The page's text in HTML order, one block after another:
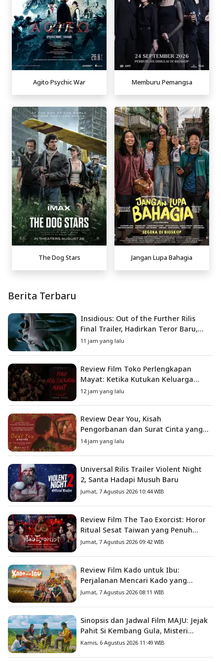
Agito Psychic War Memburu Pemangsa
The Dog Stars Jangan Lupa Bahagia
Berita Terbaru
Insidious: Out of the Further Rilis
Final Trailer, Hadirkan Teror Baru,
Iblis Kini Masuk ke Dunia Manusia
11 jam yang lalu
Review Film Toko Perlengkapan
Mayat: Ketika Kutukan Keluarga
Menjadi Sumber Teror yang
12 jam yang lalu
Review Dear You, Kisah
Pengorbanan dan Surat Cinta yang
Menyentuh Hati
14 jam yang lalu
Universal Rilis Trailer Violent Night
2, Santa Hadapi Musuh Baru
Jumat, 7 Agustus 2026 10:44 WIB
Review Film The Tao Exorcist: Horor
Ritual Sesat Taiwan yang Penuh
Misteri dan Teror Psikologis
Jumat, 7 Agustus 2026 09:42 WIB
Review Film Kado untuk Ibu:
Perjalanan Mencari Kado yang
Mengajarkan Arti Keluarga
Jumat, 7 Agustus 2026 08:11 WIB
Sinopsis dan Jadwal Film MAJU: Jejak
Pahit Si Kembang Gula, Misteri
Hilangnya Bagas di Lokasi Jambore
Kamis, 6 Agustus 2026 11:49 WIB